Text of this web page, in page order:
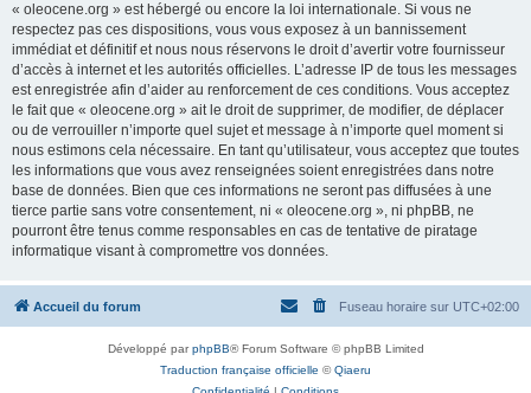
« oleocene.org » est hébergé ou encore la loi internationale. Si vous ne
respectez pas ces dispositions, vous vous exposez à un bannissement
immédiat et définitif et nous nous réservons le droit d’avertir votre fournisseur
d’accès à internet et les autorités officielles. L’adresse IP de tous les messages
est enregistrée afin d’aider au renforcement de ces conditions. Vous acceptez
le fait que « oleocene.org » ait le droit de supprimer, de modifier, de déplacer
ou de verrouiller n’importe quel sujet et message à n’importe quel moment si
nous estimons cela nécessaire. En tant qu’utilisateur, vous acceptez que toutes
les informations que vous avez renseignées soient enregistrées dans notre
base de données. Bien que ces informations ne seront pas diffusées à une
tierce partie sans votre consentement, ni « oleocene.org », ni phpBB, ne
pourront être tenus comme responsables en cas de tentative de piratage
informatique visant à compromettre vos données.
Accueil du forum Fuseau horaire sur UTC+02:00
Développé parphpBB® Forum Software © phpBB Limited
Traduction française officielle ©Qiaeru